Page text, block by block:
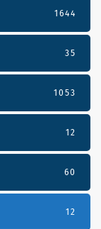
1644
35
1053
12
60
12